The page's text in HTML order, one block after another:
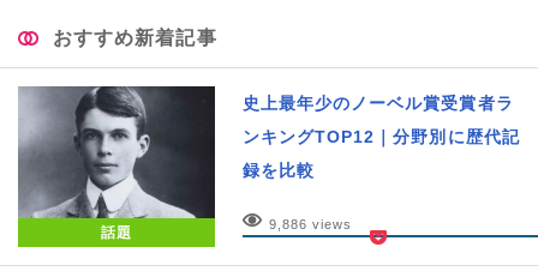
おすすめ新着記事
話題
史上最年少のノーベル賞受賞者ラ
ンキングTOP12｜分野別に歴代記
録を比較
9,886 views